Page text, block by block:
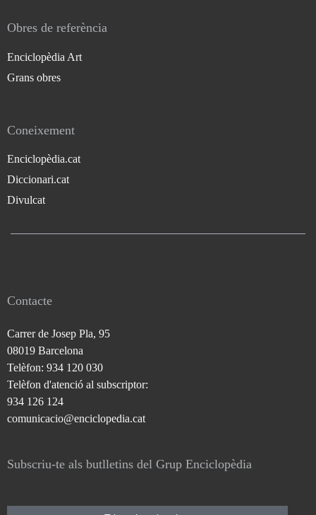
Obres de referència
Enciclopèdia Art
Grans obres
Coneixement
Enciclopèdia.cat
Diccionari.cat
Divulcat
Contacte
Carrer de Josep Pla, 95
08019 Barcelona
Telèfon: 934 120 030
Telèfon d'atenció al subscriptor:
934 126 124
comunicacio@enciclopedia.cat
Subscriu-te als butlletins del Grup Enciclopèdia